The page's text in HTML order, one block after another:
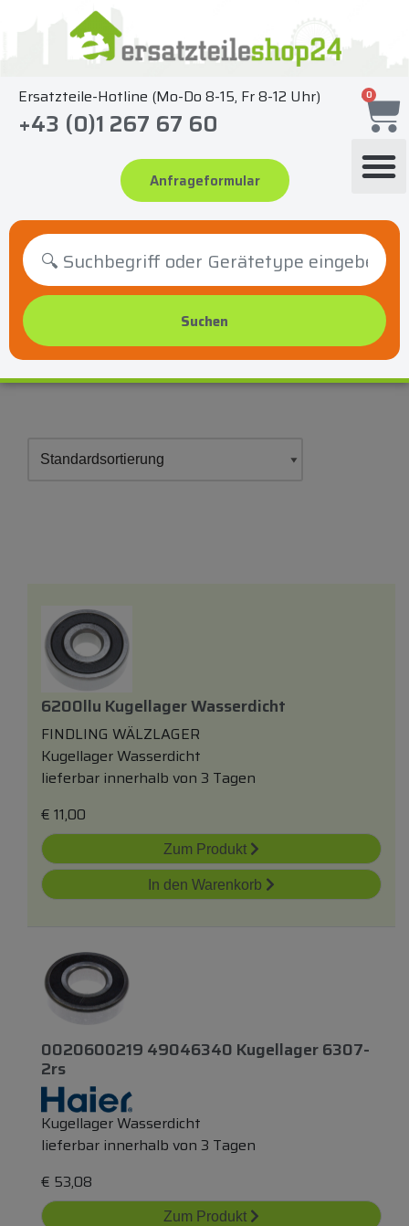
springen
Ersatzteile-Hotline (Mo-Do 8-15, Fr 8-12 Uhr)
+43 (0)1 267 67 60
Anfrageformular
0
6200llu Kugellager Wasserdicht
FINDLING WÄLZLAGER
Kugellager Wasserdicht
lieferbar innerhalb von 3 Tagen
€ 11,00
Zum Produkt
In den Warenkorb
0020600219 49046340 Kugellager 6307-
2rs
Kugellager Wasserdicht
lieferbar innerhalb von 3 Tagen
€ 53,08
Zum Produkt